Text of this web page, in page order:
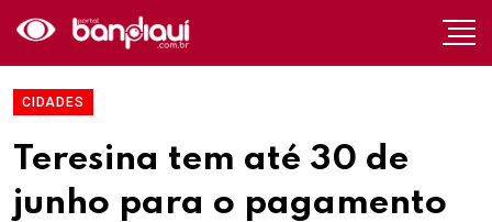
CIDADES
Teresina tem até 30 de
junho para o pagamento